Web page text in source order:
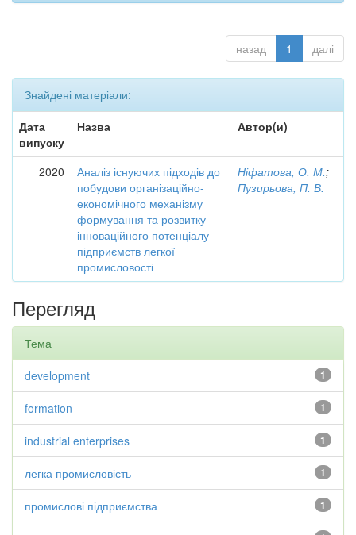
назад 1 далі
Знайдені матеріали:
Дата
випуску
Назва Автор(и)
2020
Аналіз існуючих підходів до
побудови організаційно-
економічного механізму
формування та розвитку
інноваційного потенціалу
підприємств легкої
промисловості
Ніфатова, О. М.;
Пузирьова, П. В.
Перегляд
Тема
1
development
1
formation
1
industrial enterprises
1
легка промисловість
1
промислові підприємства